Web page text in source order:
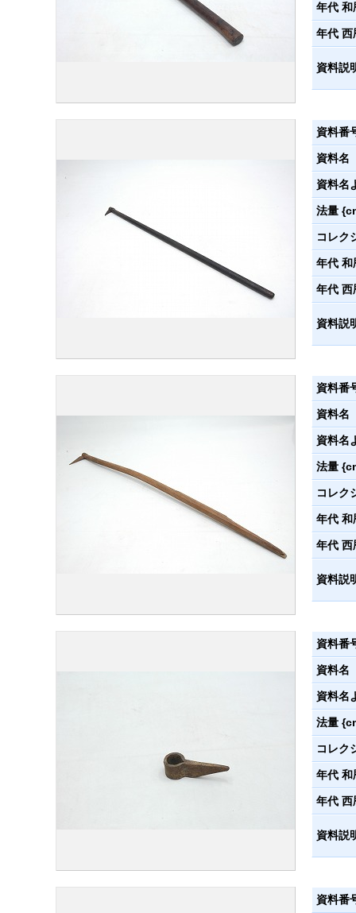
年代 和
年代 西
資料説
資料番
資料名
資料名
法量
コレク
年代 和
年代 西
資料説
資料番
資料名
資料名
法量
コレク
年代 和
年代 西
資料説
資料番
資料名
資料名
法量
コレク
年代 和
年代 西
資料説
資料番